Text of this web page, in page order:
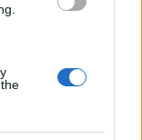
ao
o mês